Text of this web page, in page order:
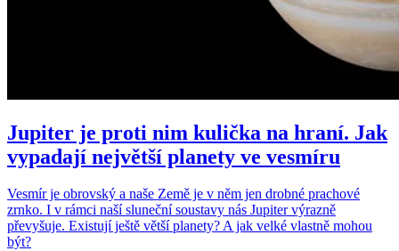
Jupiter je proti nim kulička na hraní. Jak
vypadají největší planety ve vesmíru
Vesmír je obrovský a naše Země je v něm jen drobné prachové
zrnko. I v rámci naší sluneční soustavy nás Jupiter výrazně
převyšuje. Existují ještě větší planety? A jak velké vlastně mohou
být?